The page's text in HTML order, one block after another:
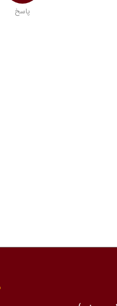
پاسخ